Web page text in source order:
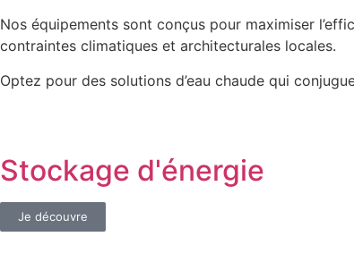
Nos équipements sont conçus pour maximiser
contraintes climatiques et architecturales locales.
Optez pour des solutions d’eau chaude qui
Stockage d'énergie
Je découvre